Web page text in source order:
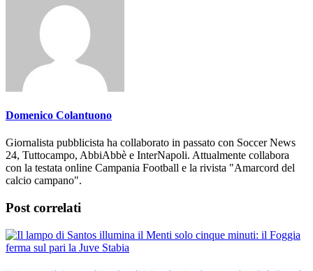
Domenico Colantuono
Giornalista pubblicista ha collaborato in passato con Soccer News
con la testata online Campania Football e la rivista "Amarcord del
calcio campano".
Post correlati
Il lampo di Santos illumina il Menti solo cinque minuti: il Foggia